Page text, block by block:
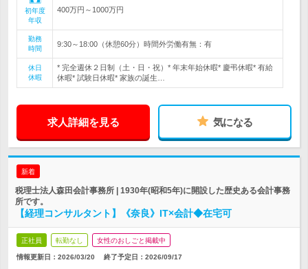
初年度
年収
400万円～1000万円
勤務
時間
9:30～18:00（休憩60分）時間外労働有無：有
休日
休暇
* 完全週休２日制（土・日・祝）* 年末年始休暇* 慶弔休暇* 有給
休暇* 試験日休暇* 家族の誕生…
求人詳細を見る 気になる
新着
税理士法人森田会計事務所 | 1930年(昭和5年)に開設した歴史ある会計事務
所です。
【経理コンサルタント】《奈良》IT×会計◆在宅可
正社員 転勤なし 女性のおしごと掲載中
情報更新日：2026/03/20 終了予定日： 2026/09/17